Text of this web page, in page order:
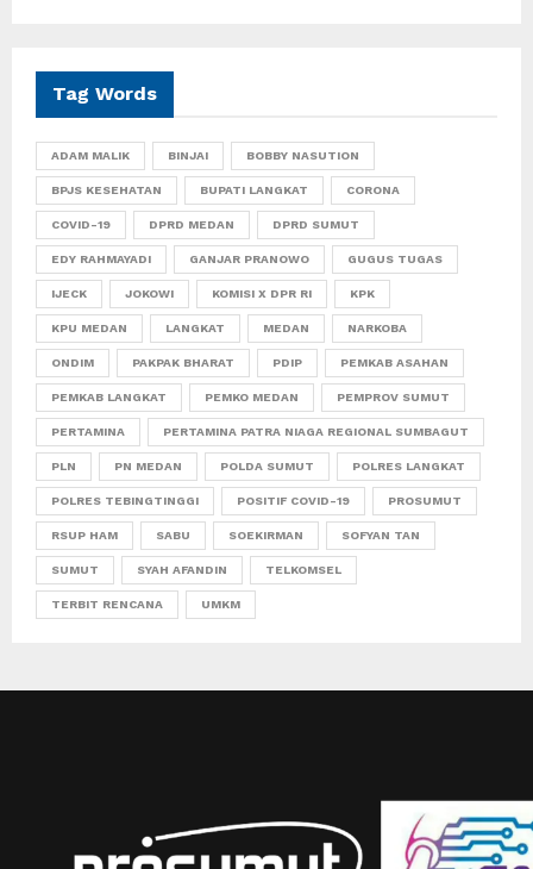
Tag Words
ADAM MALIK BINJAI BOBBY NASUTION
BPJS KESEHATAN BUPATI LANGKAT CORONA
COVID-19 DPRD MEDAN DPRD SUMUT
EDY RAHMAYADI GANJAR PRANOWO GUGUS TUGAS
IJECK JOKOWI KOMISI X DPR RI KPK
KPU MEDAN LANGKAT MEDAN NARKOBA
ONDIM PAKPAK BHARAT PDIP PEMKAB ASAHAN
PEMKAB LANGKAT PEMKO MEDAN PEMPROV SUMUT
PERTAMINA PERTAMINA PATRA NIAGA REGIONAL SUMBAGUT
PLN PN MEDAN POLDA SUMUT POLRES LANGKAT
POLRES TEBINGTINGGI POSITIF COVID-19 PROSUMUT
RSUP HAM SABU SOEKIRMAN SOFYAN TAN
SUMUT SYAH AFANDIN TELKOMSEL
TERBIT RENCANA UMKM